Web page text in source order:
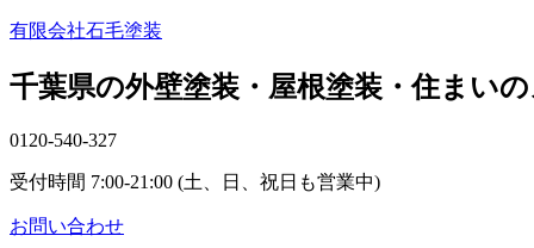
有限会社石毛塗装
千葉県の外壁塗装・屋根塗装・住まい
0120-540-327
受付時間 7:00-21:00 (土、日、祝日も営業中)
お問い合わせ